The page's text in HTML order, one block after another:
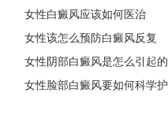
女性白癜风应该如何医治
女性该怎么预防白癜风反复
女性阴部白癜风是怎么引起的
女性脸部白癜风要如何科学护